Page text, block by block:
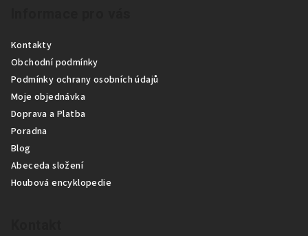
Kontakty
Obchodní podmínky
Podmínky ochrany osobních údajů
Moje objednávka
Doprava a Platba
Poradna
Blog
Abeceda složení
Houbová encyklopedie